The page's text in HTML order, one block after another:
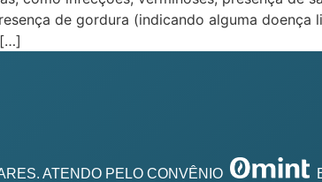
de gordura (indicando alguma doença
ATENDO PELO CONVÊNIO